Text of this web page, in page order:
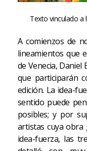
Texto vinculado a
A comienzos de
lineamientos que
de Venecia,
que participarán
edición. La idea-
sentido puede
posibles; y por
artistas cuya obra
idea-fuerza, las